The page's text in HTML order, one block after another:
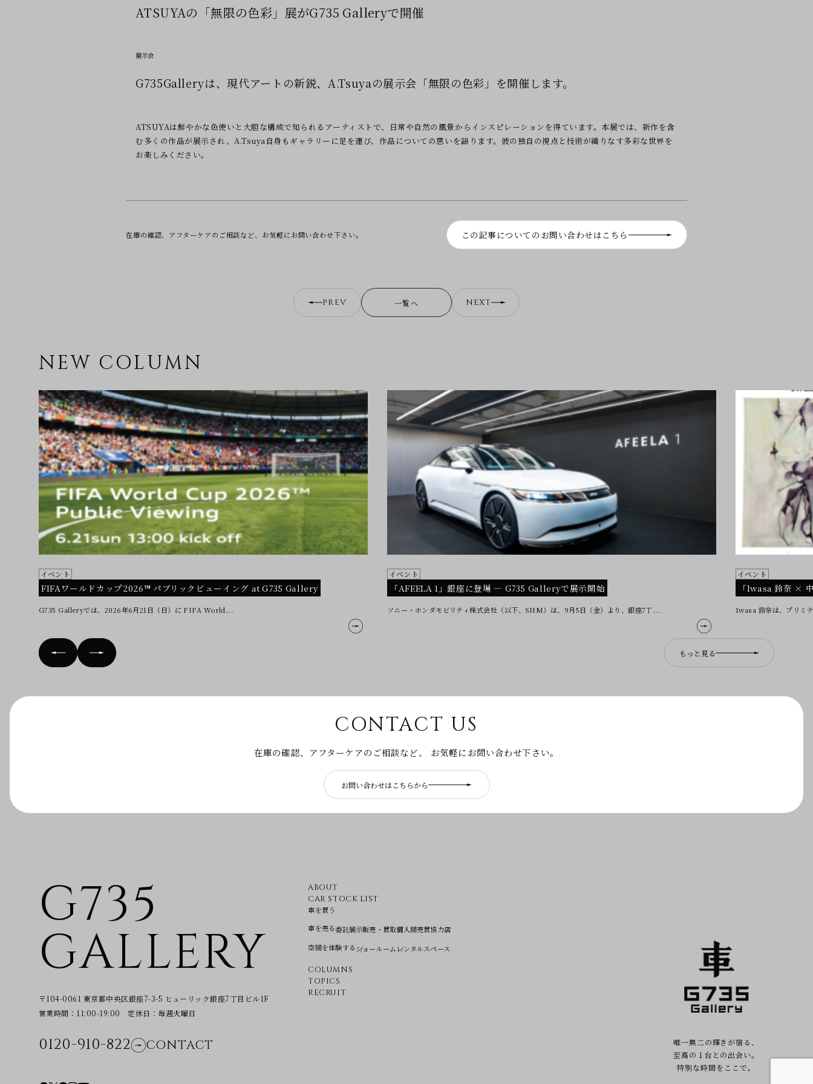
ATSUYAの「無限の色彩」展がG735 Galleryで開催
展示会
G735Galleryは、現代アートの新鋭、A.Tsuyaの展示会「無限の色彩」を開催します。
ATSUYAは鮮やかな色使いと大胆な構成で知られるアーティストで、日常や自然の風景からインスピレーションを得ています。本展では、新作を含
む多くの作品が展示され、A.Tsuya自身もギャラリーに足を運び、作品についての思いを語ります。彼の独自の視点と技術が織りなす多彩な世界を
お楽しみください。
在庫の確認、アフターケアのご相談など、 お気軽にお問い合わせ下さい。 この記事についての お問い合わせはこちら
PREV 一覧へ NEXT
NEW COLUMN
イベント
FIFAワールドカップ2026™ パブリックビューイング at G735 Gallery
G735 Galleryでは、2026年6月21日（日）に FIFA World...
イベント
「AFEELA 1」銀座に登場 ― G735 Galleryで展示開始
ソニー・ホンダモビリティ株式会社（以下、SHM）は、9月5日（金）より、銀座7丁...
イベント
「Iwasa 鈴奈 ×
Iwasa 鈴奈は、プリミ
もっと見る
CONTACT US
在庫の確認、アフターケアのご相談など、 お気軽にお問い合わせ下さい。
お問い合わせはこちらから
G735
GALLERY
〒104-0061 東京都中央区銀座7-3-5 ヒューリック銀座7丁目ビル1F
営業時間：11:00-19:00 定休日：毎週火曜日
0120-910-822 CONTACT
ABOUT
CAR STOCK LIST
車を買う
車を売る委託展示販売・買取個人間売買協力店
空間を体験する ショールーム レンタルスペース
COLUMNS
TOPICS
RECRUIT
唯一無二の輝きが宿る、
至高の１台との出会い。
特別な時間をここで。